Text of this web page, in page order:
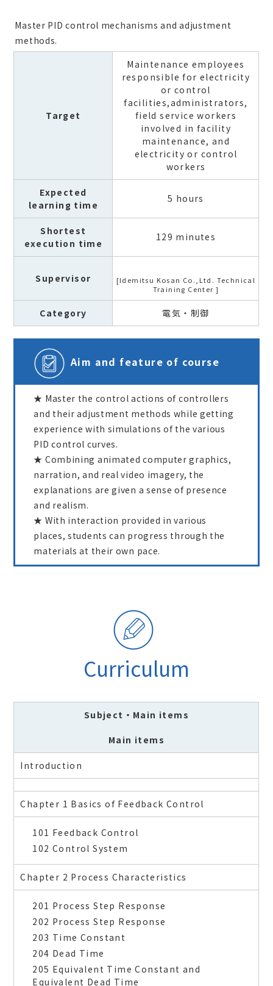
Master PID control mechanisms and adjustment
methods.
Target
Maintenance employees
responsible for electricity
or control
facilities,administrators,
field service workers
involved in facility
maintenance, and
electricity or control
workers
Expected
learning time
5 hours
Shortest
execution time
129 minutes
Supervisor
Idemitsu Kosan Co.,Ltd. Technical
Training Center
Category 電気・制御
Aim and feature of course
★ Master the control actions of controllers
and their adjustment methods while getting
experience with simulations of the various
PID control curves.
★ Combining animated computer graphics,
narration, and real video imagery, the
explanations are given a sense of presence
and realism.
★ With interaction provided in various
places, students can progress through the
materials at their own pace.
Curriculum
Subject ・Main items
Main items
Introduction
Chapter 1 Basics of Feedback Control
101 Feedback Control
102 Control System
Chapter 2 Process Characteristics
201 Process Step Response
202 Process Step Response
203 Time Constant
204 Dead Time
205 Equivalent Time Constant and
Equivalent Dead Time